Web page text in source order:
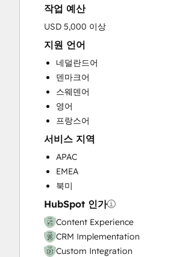
Customer Survey and Analysis
Email Marketing
Help Desk Implementation
HubSpot Onboarding
Knowledge Base Development
Paid Advertising
Programmable Automation
Sales and Marketing Alignment
Sales Coaching and Training
Sales Enablement
Search Engine Optimization
Social Media
Website Design
Website Development
Website Migration
작업 예산
USD 5,000 이상
지원 언어
네덜란드어
덴마크어
스웨덴어
영어
프랑스어
서비스 지역
APAC
EMEA
북미
HubSpot 인가
Content Experience
CRM Implementation
Custom Integration